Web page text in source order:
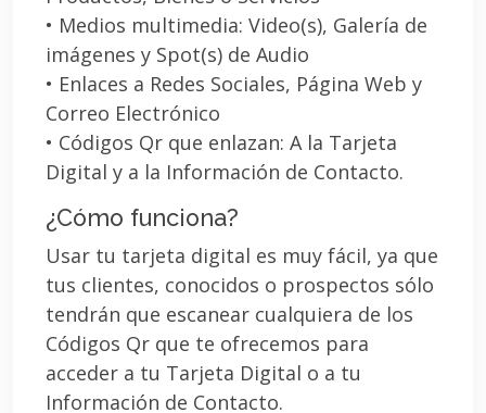
• Medios multimedia: Video(s), Galería de
imágenes y Spot(s) de Audio
• Enlaces a Redes Sociales, Página Web y
Correo Electrónico
• Códigos Qr que enlazan: A la Tarjeta
Digital y a la Información de Contacto.
¿Cómo funciona?
Usar tu tarjeta digital es muy fácil, ya que
tus clientes, conocidos o prospectos sólo
tendrán que escanear cualquiera de los
Códigos Qr que te ofrecemos para
acceder a tu Tarjeta Digital o a tu
Información de Contacto.